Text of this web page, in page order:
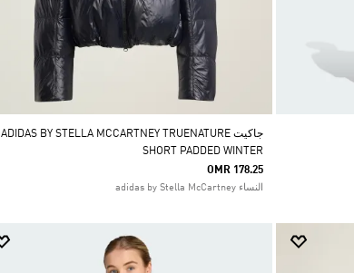
جاكيت ADIDAS BY STELLA MCCARTNEY TRUENATURE
SHORT PADDED WINTER
OMR 178.25
النساء adidas by Stella McCartney